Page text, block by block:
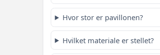
Hvor stor er pavillonen?
Hvilket materiale er stellet?